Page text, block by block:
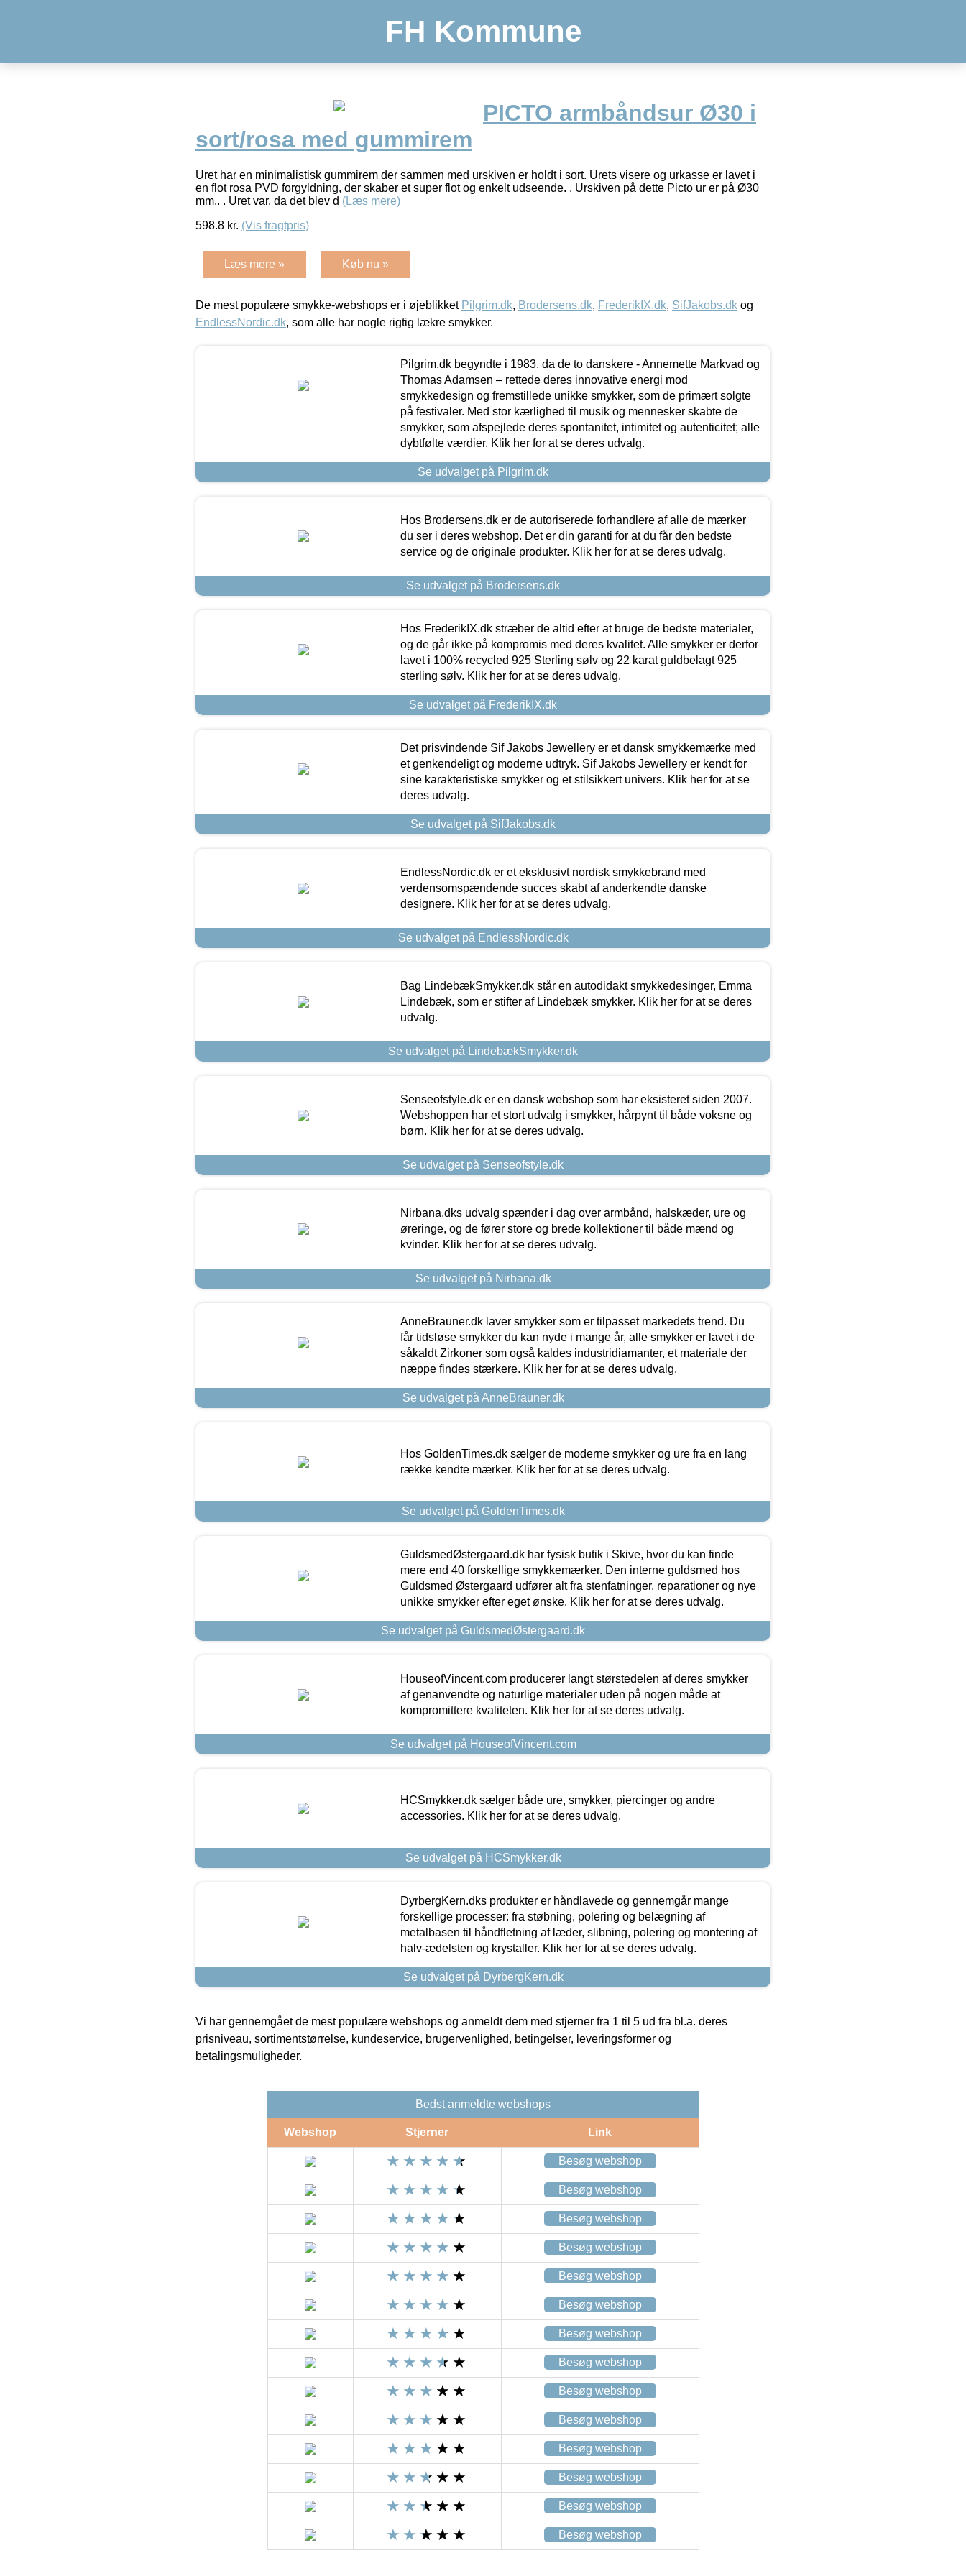
FH Kommune
PICTO armbåndsur Ø30 i
sort/rosa med gummirem
Uret har en minimalistisk gummirem der sammen med urskiven er holdt i sort. Urets visere og urkasse er lavet i
en flot rosa PVD forgyldning, der skaber et super flot og enkelt udseende. . Urskiven på dette Picto ur er på Ø30
mm.. . Uret var, da det blev d (Læs mere)
598.8 kr. (Vis fragtpris)
Læs mere » Køb nu »
De mest populære smykke-webshops er i øjeblikket Pilgrim.dk, Brodersens.dk, FrederikIX.dk, SifJakobs.dk og
EndlessNordic.dk, som alle har nogle rigtig lækre smykker.
Pilgrim.dk begyndte i 1983, da de to danskere - Annemette Markvad og
Thomas Adamsen – rettede deres innovative energi mod
smykkedesign og fremstillede unikke smykker, som de primært solgte
på festivaler. Med stor kærlighed til musik og mennesker skabte de
smykker, som afspejlede deres spontanitet, intimitet og autenticitet; alle
dybtfølte værdier. Klik her for at se deres udvalg.
Se udvalget på Pilgrim.dk
Hos Brodersens.dk er de autoriserede forhandlere af alle de mærker
du ser i deres webshop. Det er din garanti for at du får den bedste
service og de originale produkter. Klik her for at se deres udvalg.
Se udvalget på Brodersens.dk
Hos FrederikIX.dk stræber de altid efter at bruge de bedste materialer,
og de går ikke på kompromis med deres kvalitet. Alle smykker er derfor
lavet i 100% recycled 925 Sterling sølv og 22 karat guldbelagt 925
sterling sølv. Klik her for at se deres udvalg.
Se udvalget på FrederikIX.dk
Det prisvindende Sif Jakobs Jewellery er et dansk smykkemærke med
et genkendeligt og moderne udtryk. Sif Jakobs Jewellery er kendt for
sine karakteristiske smykker og et stilsikkert univers. Klik her for at se
deres udvalg.
Se udvalget på SifJakobs.dk
EndlessNordic.dk er et eksklusivt nordisk smykkebrand med
verdensomspændende succes skabt af anderkendte danske
designere. Klik her for at se deres udvalg.
Se udvalget på EndlessNordic.dk
Bag LindebækSmykker.dk står en autodidakt smykkedesinger, Emma
Lindebæk, som er stifter af Lindebæk smykker. Klik her for at se deres
udvalg.
Se udvalget på LindebækSmykker.dk
Senseofstyle.dk er en dansk webshop som har eksisteret siden 2007.
Webshoppen har et stort udvalg i smykker, hårpynt til både voksne og
børn. Klik her for at se deres udvalg.
Se udvalget på Senseofstyle.dk
Nirbana.dks udvalg spænder i dag over armbånd, halskæder, ure og
øreringe, og de fører store og brede kollektioner til både mænd og
kvinder. Klik her for at se deres udvalg.
Se udvalget på Nirbana.dk
AnneBrauner.dk laver smykker som er tilpasset markedets trend. Du
får tidsløse smykker du kan nyde i mange år, alle smykker er lavet i de
såkaldt Zirkoner som også kaldes industridiamanter, et materiale der
næppe findes stærkere. Klik her for at se deres udvalg.
Se udvalget på AnneBrauner.dk
Hos GoldenTimes.dk sælger de moderne smykker og ure fra en lang
række kendte mærker. Klik her for at se deres udvalg.
Se udvalget på GoldenTimes.dk
GuldsmedØstergaard.dk har fysisk butik i Skive, hvor du kan finde
mere end 40 forskellige smykkemærker. Den interne guldsmed hos
Guldsmed Østergaard udfører alt fra stenfatninger, reparationer og nye
unikke smykker efter eget ønske. Klik her for at se deres udvalg.
Se udvalget på GuldsmedØstergaard.dk
HouseofVincent.com producerer langt størstedelen af deres smykker
af genanvendte og naturlige materialer uden på nogen måde at
kompromittere kvaliteten. Klik her for at se deres udvalg.
Se udvalget på HouseofVincent.com
HCSmykker.dk sælger både ure, smykker, piercinger og andre
accessories. Klik her for at se deres udvalg.
Se udvalget på HCSmykker.dk
DyrbergKern.dks produkter er håndlavede og gennemgår mange
forskellige processer: fra støbning, polering og belægning af
metalbasen til håndfletning af læder, slibning, polering og montering af
halv-ædelsten og krystaller. Klik her for at se deres udvalg.
Se udvalget på DyrbergKern.dk
Vi har gennemgået de mest populære webshops og anmeldt dem med stjerner fra 1 til 5 ud fra bl.a. deres
prisniveau, sortimentstørrelse, kundeservice, brugervenlighed, betingelser, leveringsformer og
betalingsmuligheder.
Bedst anmeldte webshops
Webshop Stjerner Link
Besøg webshop
Besøg webshop
Besøg webshop
Besøg webshop
Besøg webshop
Besøg webshop
Besøg webshop
Besøg webshop
Besøg webshop
Besøg webshop
Besøg webshop
Besøg webshop
Besøg webshop
Besøg webshop